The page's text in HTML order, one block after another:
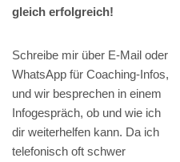
gleich erfolgreich!
Schreibe mir über E-Mail oder
WhatsApp für Coaching-Infos,
und wir besprechen in einem
Infogespräch, ob und wie ich
dir weiterhelfen kann. Da ich
telefonisch oft schwer